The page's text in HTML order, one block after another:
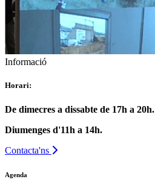
Informació
Horari:
De dimecres a dissabte de 17h a 20h.
Diumenges d'11h a 14h.
Contacta'ns
Agenda